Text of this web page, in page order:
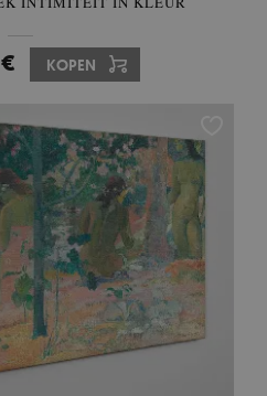
KOPEN